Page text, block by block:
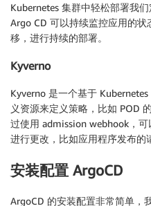
Kubernetes 集群中轻松部署我
Argo CD 可以持续监控应用的
移，进行持续的部署。
Kyverno
Kyverno 是一个基于
义资源来定义策略，比如 POD
过使用 admission webhook，
进行更改，比如应用程序发布的
安装配置 ArgoCD
ArgoCD 的安装配置非常简单，